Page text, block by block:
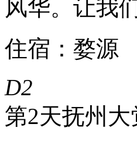
风华。让我
住宿：婺源
D2
第2天抚州大